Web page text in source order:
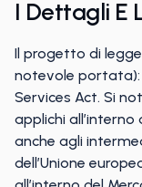
I Dettagli E
Il progetto di
notevole portata):
Services Act. Si
applichi all’interno
anche agli
dell’Unione